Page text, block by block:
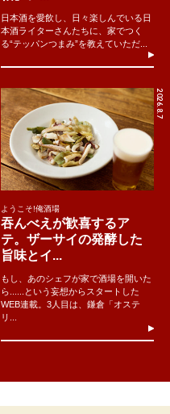
日本酒を愛飲し、日々楽しんでいる日
本酒ライターさんたちに、家でつく
る“テッパンつまみ”を教えていただ...
2026.8.7
ようこそ!俺酒場
吞んべえが歓喜するア
テ。ザーサイの発酵した
旨味とイ...
もし、あのシェフが家で酒場を開いた
ら......という妄想からスタートした
WEB連載。3人目は、鎌倉「オステ
リ...